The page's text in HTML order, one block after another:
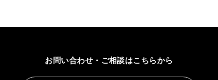
お問い合わせ・ご相談はこちらから